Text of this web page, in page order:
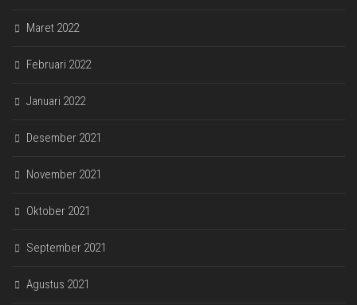
Maret 2022
Februari 2022
Januari 2022
Desember 2021
November 2021
Oktober 2021
September 2021
Agustus 2021